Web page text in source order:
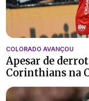
COLORADO AVANÇOU
Apesar de
Corinthians na